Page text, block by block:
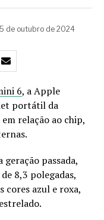
de outubro de 2024
6, a Apple
portátil da
relação ao chip,
geração passada,
8,3 polegadas,
cores azul e roxa,